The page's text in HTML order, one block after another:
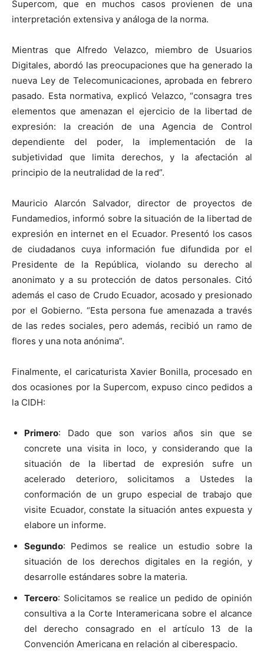
Supercom, que en muchos casos provienen de una
interpretación extensiva y análoga de la norma.
Mientras que Alfredo Velazco, miembro de Usuarios
Digitales, abordó las preocupaciones que ha generado la
nueva Ley de Telecomunicaciones, aprobada en febrero
pasado. Esta normativa, explicó Velazco, “consagra tres
elementos que amenazan el ejercicio de la libertad de
expresión: la creación de una Agencia de Control
dependiente del poder, la implementación de la
subjetividad que limita derechos, y la afectación al
principio de la neutralidad de la red”.
Mauricio Alarcón Salvador, director de proyectos de
Fundamedios, informó sobre la situación de la libertad de
expresión en internet en el Ecuador. Presentó los casos
de ciudadanos cuya información fue difundida por el
Presidente de la República, violando su derecho al
anonimato y a su protección de datos personales. Citó
además el caso de Crudo Ecuador, acosado y presionado
por el Gobierno. “Esta persona fue amenazada a través
de las redes sociales, pero además, recibió un ramo de
flores y una nota anónima”.
Finalmente, el caricaturista Xavier Bonilla, procesado en
dos ocasiones por la Supercom, expuso cinco pedidos a
la CIDH:
Primero: Dado que son varios años sin que se
concrete una visita in loco, y considerando que la
situación de la libertad de expresión sufre un
acelerado deterioro, solicitamos a Ustedes la
conformación de un grupo especial de trabajo que
visite Ecuador, constate la situación antes expuesta y
elabore un informe.
Segundo: Pedimos se realice un estudio sobre la
situación de los derechos digitales en la región, y
desarrolle estándares sobre la materia.
Tercero: Solicitamos se realice un pedido de opinión
consultiva a la Corte Interamericana sobre el alcance
del derecho consagrado en el artículo 13 de la
Convención Americana en relación al ciberespacio.